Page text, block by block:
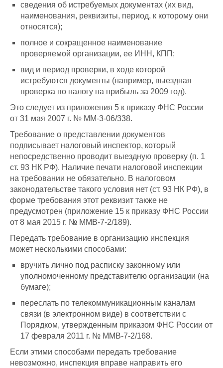
сведения об истребуемых документах (их вид,
наименования, реквизиты, период, к которому они
относятся);
полное и сокращенное наименование
проверяемой организации, ее ИНН, КПП;
вид и период проверки, в ходе которой
истребуются документы (например, выездная
проверка по налогу на прибыль за 2009 год).
Это следует из приложения 5 к приказу ФНС России
от 31 мая 2007 г. № ММ-3-06/338.
Требование о представлении документов
подписывает налоговый инспектор, который
непосредственно проводит выездную проверку (п. 1
ст. 93 НК РФ). Наличие печати налоговой инспекции
на требовании не обязательно. В налоговом
законодательстве такого условия нет (ст. 93 НК РФ), в
форме требования этот реквизит также не
предусмотрен (приложение 15 к приказу ФНС России
от 8 мая 2015 г. № ММВ-7-2/189).
Передать требование в организацию инспекция
может несколькими способами:
вручить лично под расписку законному или
уполномоченному представителю организации (на
бумаге);
переслать по телекоммуникационным каналам
связи (в электронном виде) в соответствии с
Порядком, утвержденным приказом ФНС России от
17 февраля 2011 г. № ММВ-7-2/168.
Если этими способами передать требование
невозможно, инспекция вправе направить его